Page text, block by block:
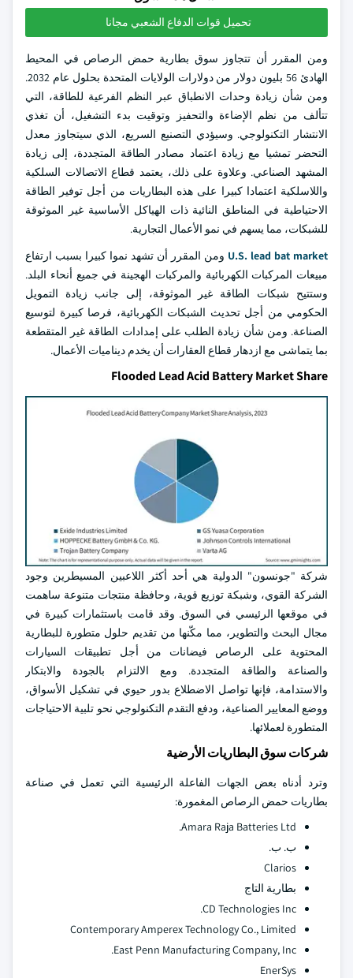
تحميل قوات الدفاع الشعبي مجانا
ومن المقرر أن تتجاوز سوق بطارية حمض الرصاص في المحيط
الهادئ 56 بليون دولار من دولارات الولايات المتحدة بحلول عام 2032.
ومن شأن زيادة وحدات الانطباق عبر النظم الفرعية للطاقة، التي
تتألف من نظم الإضاءة والتحفيز وتوقيت بدء التشغيل، أن تغذي
الانتشار التكنولوجي. وسيؤدي التصنيع السريع، الذي سيتجاوز معدل
التحضر تمشيا مع زيادة اعتماد مصادر الطاقة المتجددة، إلى زيادة
المشهد الصناعي. وعلاوة على ذلك، يعتمد قطاع الاتصالات السلكية
واللاسلكية اعتمادا كبيرا على هذه البطاريات من أجل توفير الطاقة
الاحتياطية في المناطق النائية ذات الهياكل الأساسية غير الموثوقة
للشبكات، مما يسهم في نمو الأعمال التجارية.
U.S. lead bat market ومن المقرر أن تشهد نموا كبيرا بسبب ارتفاع
مبيعات المركبات الكهربائية والمركبات الهجينة في جميع أنحاء البلد.
وستتيح شبكات الطاقة غير الموثوقة، إلى جانب زيادة التمويل
الحكومي من أجل تحديث الشبكات الكهربائية، فرصا كبيرة لتوسيع
الصناعة. ومن شأن زيادة الطلب على إمدادات الطاقة غير المتقطعة
بما يتماشى مع ازدهار قطاع العقارات أن يخدم ديناميات الأعمال.
Flooded Lead Acid Battery Market Share
شركة "جونسون" الدولية هي أحد أكثر اللاعبين المسيطرين وجود
الشركة القوي، وشبكة توزيع قوية، وحافظة منتجات متنوعة ساهمت
في موقعها الرئيسي في السوق. وقد قامت باستثمارات كبيرة في
مجال البحث والتطوير، مما مكّنها من تقديم حلول متطورة للبطارية
المحتوية على الرصاص فيضانات من أجل تطبيقات السيارات
والصناعة والطاقة المتجددة. ومع الالتزام بالجودة والابتكار
والاستدامة، فإنها تواصل الاضطلاع بدور حيوي في تشكيل الأسواق،
ووضع المعايير الصناعية، ودفع التقدم التكنولوجي نحو تلبية الاحتياجات
المتطورة لعملائها.
شركات سوق البطاريات الأرضية
وترد أدناه بعض الجهات الفاعلة الرئيسية التي تعمل في صناعة
بطاريات حمض الرصاص المغمورة:
Amara Raja Batteries Ltd.
ب. ب.
Clarios
بطارية التاج
CD Technologies Inc.
Contemporary Amperex Technology Co., Limited
East Penn Manufacturing Company, Inc.
EnerSys